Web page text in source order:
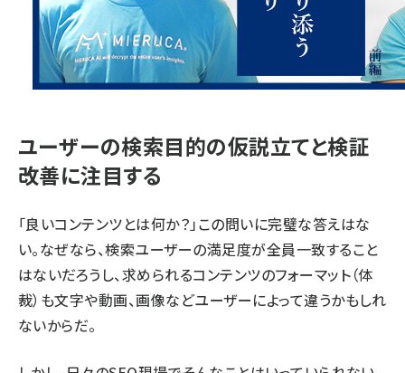
ユーザーの検索目的の仮説立てと検証
改善に注目する
「良いコンテンツとは何か？」この問いに完璧な答えはな
い。なぜなら、検索ユーザーの満足度が全員一致すること
はないだろうし、求められるコンテンツのフォーマット（体
裁）も文字や動画、画像などユーザーによって違うかもしれ
ないからだ。